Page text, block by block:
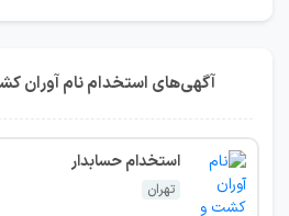
آگهی‌های استخدام نام آوران
استخدام حسابدار
تهران